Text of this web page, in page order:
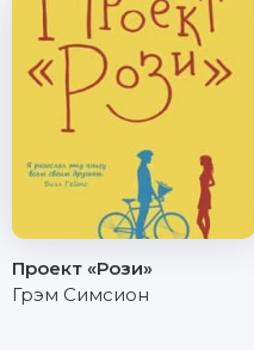
Проект «Рози»
Грэм Симсион